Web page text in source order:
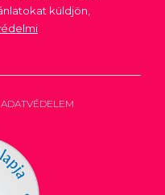
küldjön,
ADATVÉDELEM